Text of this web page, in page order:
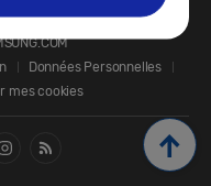
Données Personnelles
mes cookies